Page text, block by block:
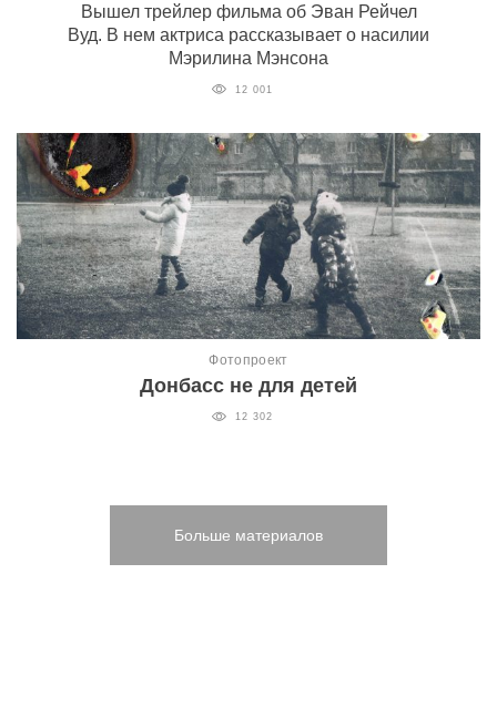
Вышел трейлер фильма об Эван Рейчел
Вуд. В нем актриса рассказывает о насилии
Мэрилина Мэнсона
12 001
Фотопроект
Донбасс не для детей
12 302
Больше материалов